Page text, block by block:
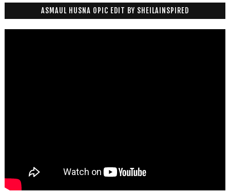
ASMAUL HUSNA OPIC EDIT BY SHEILAINSPIRED